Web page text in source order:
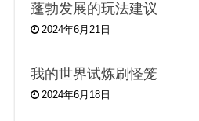
蓬勃发展的玩法建议
2024年6月21日
我的世界试炼刷怪笼
2024年6月18日